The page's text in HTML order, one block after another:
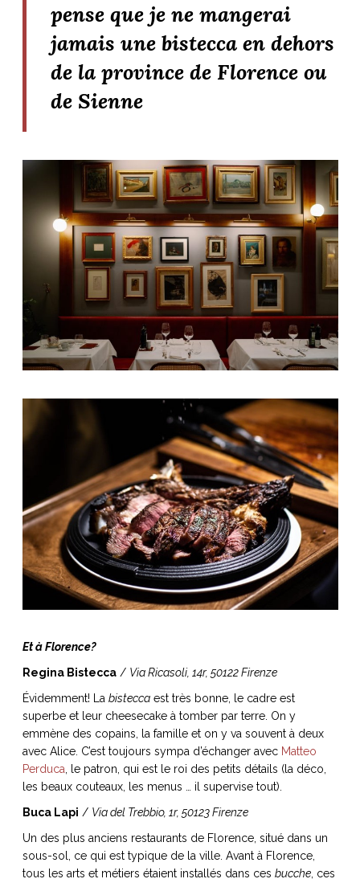
pense que je ne mangerai
jamais une bistecca en dehors
de la province de Florence ou
de Sienne
Et à Florence?
Regina Bistecca/ Via Ricasoli, 14r, 50122 Firenze
Évidemment! La bisteccaest très bonne, le cadre est
superbe et leur cheesecake à tomber par terre. On y
emmène des copains, la famille et on y va souvent à deux
avec Alice. C’est toujours sympa d’échanger avec Matteo
Perduca , le patron, qui est le roi des petits détails (la déco,
les beaux couteaux, les menus … il supervise tout).
Buca Lapi / Via del Trebbio, 1r, 50123 Firenze
Un des plus anciens restaurants de Florence, situé dans un
sous-sol, ce qui est typique de la ville. Avant à Florence,
tous les arts et métiers étaient installés dans ces bucche, ces